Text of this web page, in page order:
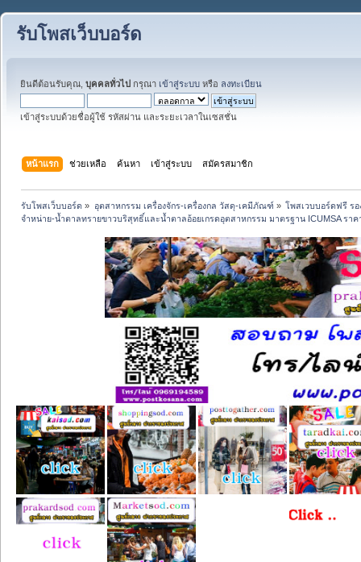
รับโพสเว็บบอร์ด
ยินดีต้อนรับคุณ, บุคคลทั่วไป กรุณา เข้าสู่ระบบ หรือ ลงทะเบียน
เข้าสู่ระบบด้วยชื่อผู้ใช้ รหัสผ่าน และระยะเวลาในเซสชั่น
หน้าแรก ช่วยเหลือ ค้นหา เข้าสู่ระบบ สมัครสมาชิก
รับโพสเว็บบอร์ด » อุตสาหกรรม เครื่องจักร-เครื่องกล วัสดุ-เคมีภัณฑ์ » โพสเวบบอร์ดฟรี รอ
จำหน่าย-น้ำตาลทรายขาวบริสุทธิ์และน้ำตาลอ้อยเกรดอุตสาหกรรม มาตรฐาน ICUMSA ราค